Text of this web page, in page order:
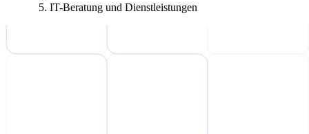
IT-Beratung und Dienstleistungen